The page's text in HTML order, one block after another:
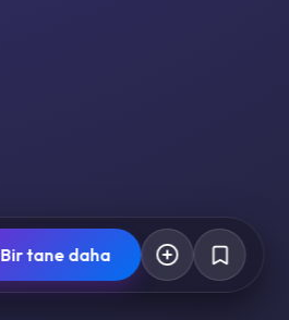
Bir tane daha